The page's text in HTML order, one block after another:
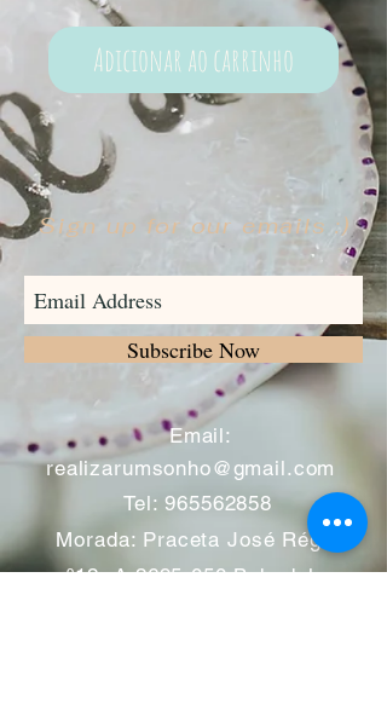
Adicionar ao carrinho
Sign up for our emails :)
Subscribe Now
​Email:
realizarumsonho@gmail.com
Tel: 965562858
Morada: Praceta José Régio
nº12 -A2695-050Bobadela -